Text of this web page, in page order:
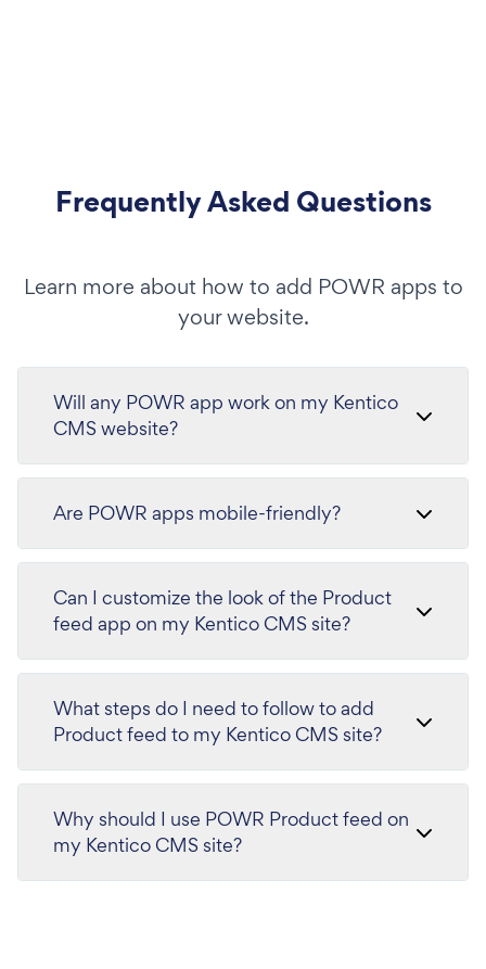
Frequently Asked Questions
Learn more about how to add POWR apps to
your website.
Will any POWR app work on my Kentico
CMS website?
Are POWR apps mobile-friendly?
Can I customize the look of the Product
feed app on my Kentico CMS site?
What steps do I need to follow to add
Product feed to my Kentico CMS site?
Why should I use POWR Product feed on
my Kentico CMS site?